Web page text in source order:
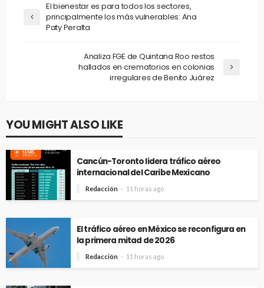
El bienestar es para todos los sectores,
principalmente los más vulnerables: Ana
Paty Peralta
Analiza FGE de Quintana Roo restos
hallados en crematorios en colonias
irregulares de Benito Juárez
YOU MIGHT ALSO LIKE
Cancún-Toronto lidera tráfico aéreo
internacional del Caribe Mexicano
Redacción 11 horas ago
El tráfico aéreo en México se reconfigura en
la primera mitad de 2026
Redacción 11 horas ago